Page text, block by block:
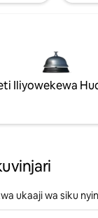
Iliyowekewa
ukaaji wa siku